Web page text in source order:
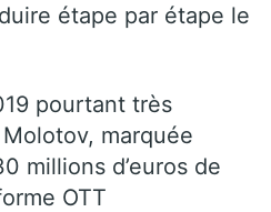
étape par étape le
pourtant très
marquée
millions d’euros de
OTT